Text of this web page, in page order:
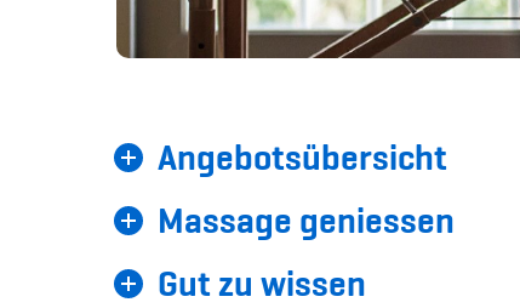
Angebotsübersicht
Massage geniessen
Gut zu wissen